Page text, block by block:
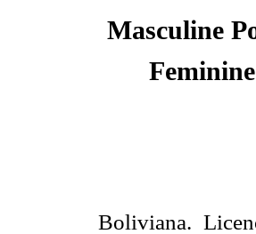
Masculine
Boliviana.